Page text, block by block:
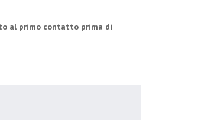
al primo contatto prima di